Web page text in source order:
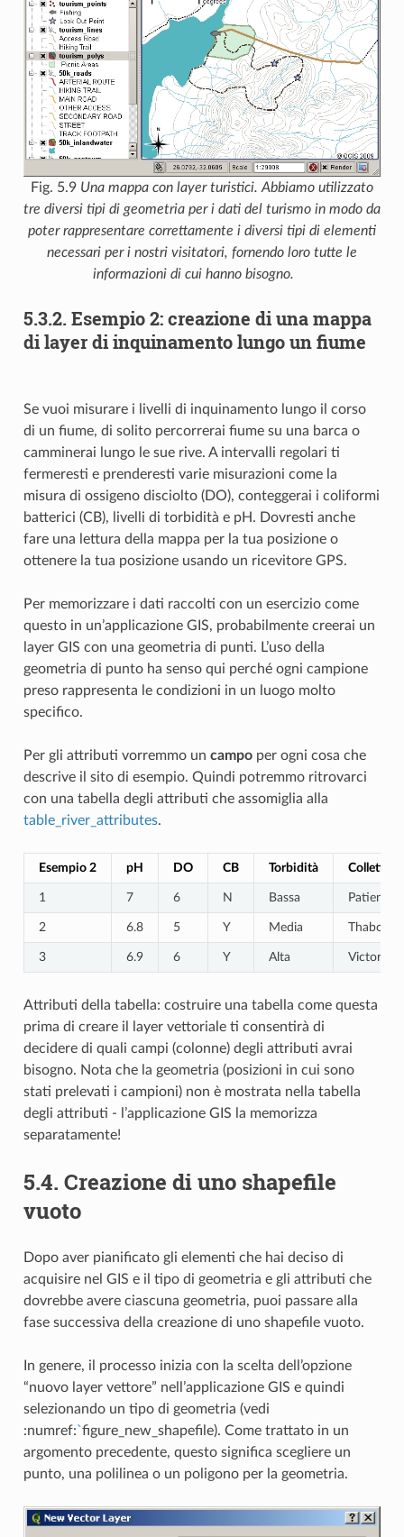
Fig. 5.9 Una mappa con layer turistici. Abbiamo utilizzato
tre diversi tipi di geometria per i dati del turismo in modo da
poter rappresentare correttamente i diversi tipi di elementi
necessari per i nostri visitatori, fornendo loro tutte le
informazioni di cui hanno bisogno.
5.3.2. Esempio 2: creazione di una mappa
di layer di inquinamento lungo un fiume
Se vuoi misurare i livelli di inquinamento lungo il corso
di un fiume, di solito percorrerai fiume su una barca o
camminerai lungo le sue rive. A intervalli regolari ti
fermeresti e prenderesti varie misurazioni come la
misura di ossigeno disciolto (DO), conteggerai i coliformi
batterici (CB), livelli di torbidità e pH. Dovresti anche
fare una lettura della mappa per la tua posizione o
ottenere la tua posizione usando un ricevitore GPS.
Per memorizzare i dati raccolti con un esercizio come
questo in un’applicazione GIS, probabilmente creerai un
layer GIS con una geometria di punti. L’uso della
geometria di punto ha senso qui perché ogni campione
preso rappresenta le condizioni in un luogo molto
specifico.
Per gli attributi vorremmo un campoper ogni cosa che
descrive il sito di esempio. Quindi potremmo ritrovarci
con una tabella degli attributi che assomiglia alla
table_river_attributes.
Esempio 2 pH DO CB Torbidità Collettore
1 7 6 N Bassa Patience
2 6.8 5 Y Media Thabo
3 6.9 6 Y Alta Victor
Attributi della tabella: costruire una tabella come questa
prima di creare il layer vettoriale ti consentirà di
decidere di quali campi (colonne) degli attributi avrai
bisogno. Nota che la geometria (posizioni in cui sono
stati prelevati i campioni) non è mostrata nella tabella
degli attributi - l’applicazione GIS la memorizza
separatamente!
5.4. Creazione di uno shapefile
vuoto
Dopo aver pianificato gli elementi che hai deciso di
acquisire nel GIS e il tipo di geometria e gli attributi che
dovrebbe avere ciascuna geometria, puoi passare alla
fase successiva della creazione di uno shapefile vuoto.
In genere, il processo inizia con la scelta dell’opzione
“nuovo layer vettore” nell’applicazione GIS e quindi
selezionando un tipo di geometria (vedi
:numref:`figure_new_shapefile). Come trattato in un
argomento precedente, questo significa scegliere un
punto, una polilinea o un poligono per la geometria.